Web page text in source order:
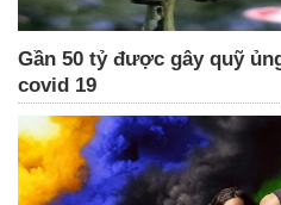
Gần 50 tỷ được gây quỹ
covid 19